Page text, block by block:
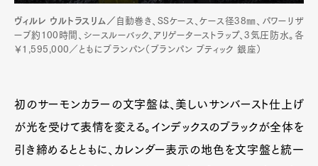
ヴィルレ ウルトラスリム／ 自動巻き、SSケース、ケース径38㎜、パワーリザ
ーブ約100時間、シースルーバック、アリゲーターストラップ、3気圧防水。各
￥1,595,000／ともにブランパン（ブランパン ブティック 銀座）
初のサーモンカラーの文字盤は、美しいサンバースト仕上げ
が光を受けて表情を変える。インデックスのブラックが全体を
引き締めるとともに、カレンダー表示の地色を文字盤と統一